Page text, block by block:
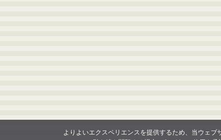
よりよいエクスペリエンスを提供するため、当ウェ